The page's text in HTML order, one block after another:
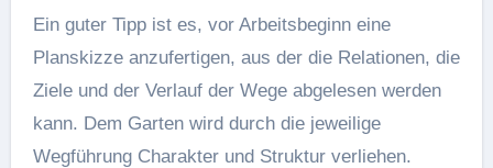
Ein guter Tipp ist es, vor Arbeitsbeginn eine
Planskizze anzufertigen, aus der die Relationen, die
Ziele und der Verlauf der Wege abgelesen werden
kann. Dem Garten wird durch die jeweilige
Wegführung Charakter und Struktur verliehen.